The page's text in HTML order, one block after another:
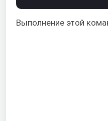
Выполнение этой